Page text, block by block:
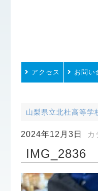
アクセス お問い
山梨県立北杜高等学
2024年12月3日 カ
IMG_2836